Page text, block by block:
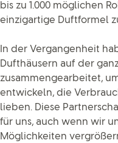
bis zu 1.000 möglichen
einzigartige Duftformel
In der Vergangenheit
Dufthäusern auf der
zusammengearbeitet,
entwickeln, die
lieben. Diese
für uns, auch wenn wir
Möglichkeiten